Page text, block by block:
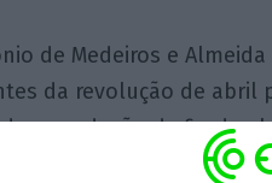
de Medeiros e
da revolução de abril
a produção de fio de
ao dobrar o milénio,